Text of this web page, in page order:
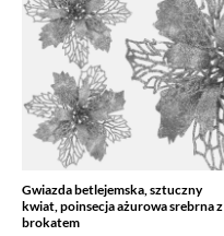
Gwiazda betlejemska, sztuczny
kwiat, poinsecja ażurowa srebrna z
brokatem